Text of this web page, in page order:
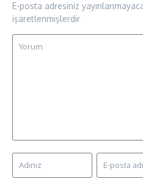
E-posta adresiniz
işaretlenmişlerdir